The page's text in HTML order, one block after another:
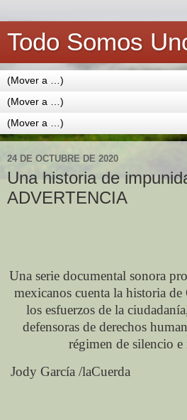
Todo Somos
24 DE OCTUBRE DE 2020
Una historia de
ADVERTENCIA
Una serie documental sonora
mexicanos cuenta la historia de
los esfuerzos de la
defensoras de derechos
régimen de silencio
Jody García /laCuerda